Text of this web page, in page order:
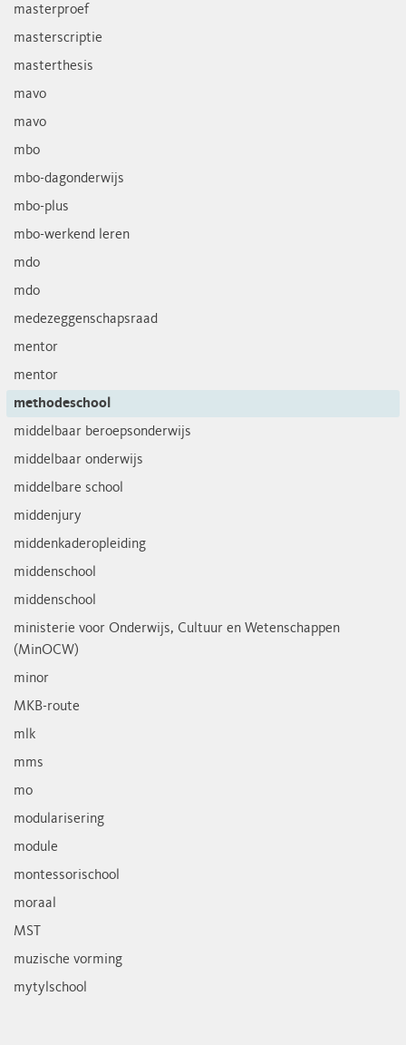
masterproef
masterscriptie
masterthesis
mavo
mavo
mbo
mbo-dagonderwijs
mbo-plus
mbo-werkend leren
mdo
mdo
medezeggenschapsraad
mentor
mentor
methodeschool
middelbaar beroepsonderwijs
middelbaar onderwijs
middelbare school
middenjury
middenkaderopleiding
middenschool
middenschool
ministerie voor Onderwijs, Cultuur en Wetenschappen
(MinOCW)
minor
MKB-route
mlk
mms
mo
modularisering
module
montessorischool
moraal
MST
muzische vorming
mytylschool